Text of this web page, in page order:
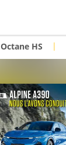
Octane HS |